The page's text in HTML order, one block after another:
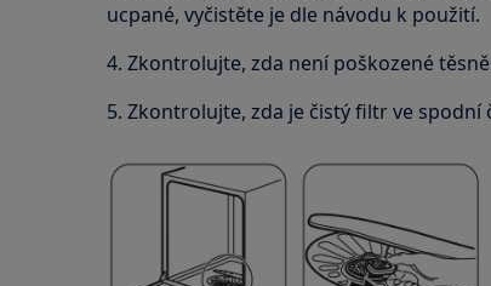
ucpané, vyčistěte je dle návodu k použití.
4. Zkontrolujte, zda není poškozené
5. Zkontrolujte, zda je čistý filtr ve spodní